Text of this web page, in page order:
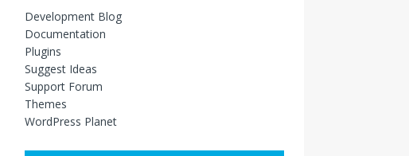
Development Blog
Documentation
Plugins
Suggest Ideas
Support Forum
Themes
WordPress Planet